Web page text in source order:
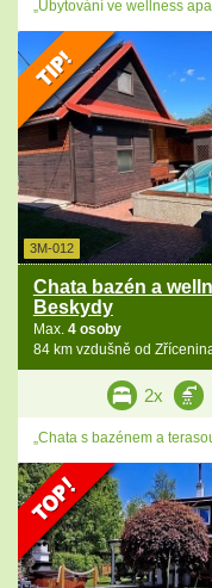
„Ubytování ve wellness
3M-012
Chata bazén a
Beskydy
Max. 4 osoby
84 km vzdušně od
2x
„Chata s bazénem a